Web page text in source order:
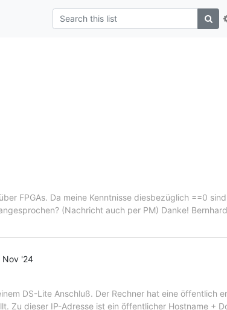
FPGAs. Da meine Kenntnisse diesbezüglich ==0
(Nachricht auch per PM) Danke! Bernhard
Nov '24
DS-Lite Anschluß. Der Rechner hat eine öffentlich
Zu dieser IP-Adresse ist ein öffentlicher Hostname +